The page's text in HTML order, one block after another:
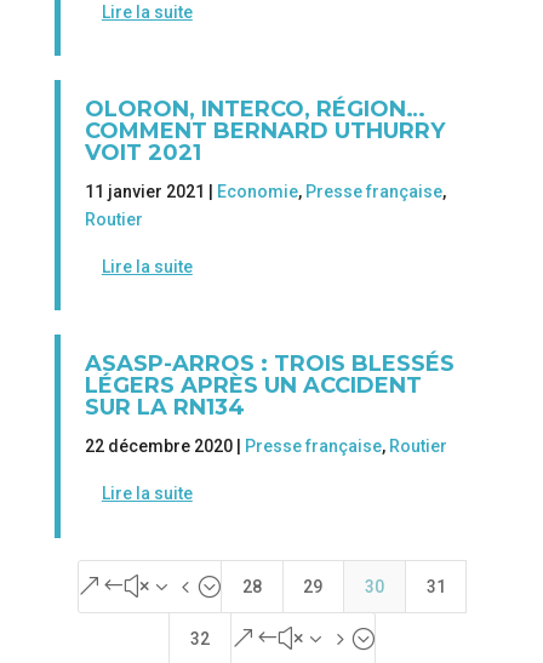
Lire la suite
OLORON, INTERCO, RÉGION…
COMMENT BERNARD UTHURRY
VOIT 2021
11 janvier 2021 | Economie, Presse française,
Routier
Lire la suite
ASASP-ARROS : TROIS BLESSÉS
LÉGERS APRÈS UN ACCIDENT
SUR LA RN134
22 décembre 2020 | Presse française, Routier
Lire la suite
&#x34; 28 29 30 31
32 &#x35;